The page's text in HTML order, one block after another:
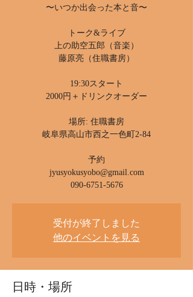
〜いつか出会った本と音〜
トーク&ライブ
上の助空五郎（音楽）
藤原亮（住職書房）
19:30スタート
2000円＋ドリンクオーダー
場所: 住職書房
岐阜県高山市西之一色町2-84
予約
jyusyokusyobo@gmail.com
090-6751-5676
受付が終了しました
他のイベントを見る
日時・場所